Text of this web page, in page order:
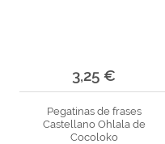
3,25 €
Pegatinas de frases
Castellano Ohlala de
Cocoloko